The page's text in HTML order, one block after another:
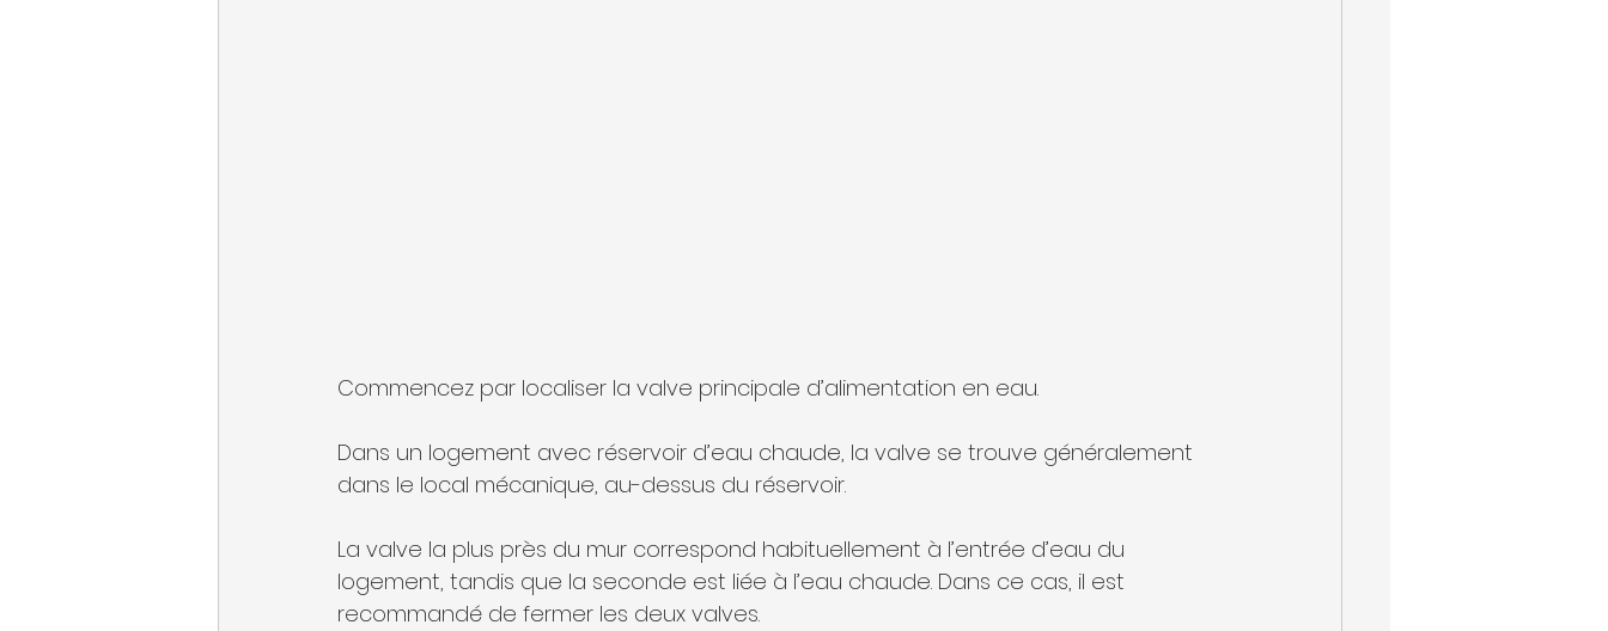
Commencez par localiser la valve principale d’alimentation en eau.
Dans un logement avec réservoir d’eau chaude, la valve se trouve généralement
dans le local mécanique, au-dessus du réservoir.
La valve la plus près du mur correspond habituellement à l’entrée d’eau du
logement, tandis que la seconde est liée à l’eau chaude. Dans ce cas, il est
recommandé de fermer les deux valves.